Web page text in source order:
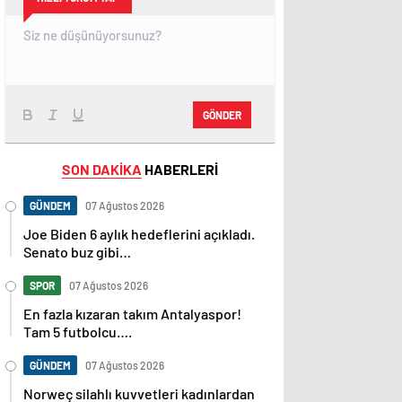
GÖNDER
SON DAKİKA HABERLERİ
GÜNDEM 07 Ağustos 2026
Joe Biden 6 aylık hedeflerini açıkladı.
Senato buz gibi…
SPOR 07 Ağustos 2026
En fazla kızaran takım Antalyaspor!
Tam 5 futbolcu….
GÜNDEM 07 Ağustos 2026
Norweç silahlı kuvvetleri kadınlardan